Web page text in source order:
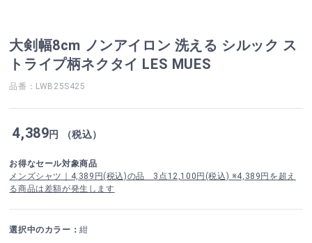
大剣幅8cm ノンアイロン 洗える シルック ス
トライプ柄ネクタイ LES MUES
品番：LWB25S425
4,389円 （税込）
お得なセール対象商品
メンズシャツ｜4,389円(税込)の品 3点12,100円(税込) ※4,389円を超え
る商品は差額が発生します
選択中のカラー：紺